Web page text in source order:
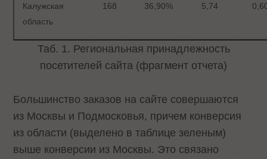
Калужская
область
168 36,90% 5,74
Таб. 1. Региональная принадлежность
посетителей сайта (фрагмент отчета)
Большинство заказов на сайте совершаются
из Москвы и Подмосковья, причем конверсия
из области (выделено в таблице зеленым)
выше конверсии из Москвы. Это связано